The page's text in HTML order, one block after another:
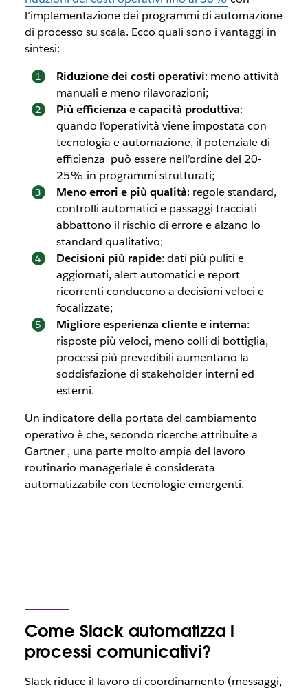
l’implementazione dei programmi di automazione
di processo su scala. Ecco quali sono i vantaggi in
sintesi:
Riduzione dei costi operativi: meno attività
manuali e meno rilavorazioni;
Più efficienza e capacità produttiva:
quando l’operatività viene impostata con
tecnologia e automazione, il potenziale di
efficienza può essere nell’ordine del 20-
25% in programmi strutturati;
Meno errori e più qualità: regole standard,
controlli automatici e passaggi tracciati
abbattono il rischio di errore e alzano lo
standard qualitativo;
Decisioni più rapide: dati più puliti e
aggiornati, alert automatici e report
ricorrenti conducono a decisioni veloci e
focalizzate;
Migliore esperienza cliente e interna:
risposte più veloci, meno colli di bottiglia,
processi più prevedibili aumentano la
soddisfazione di stakeholder interni ed
esterni.
Un indicatore della portata del cambiamento
operativo è che, secondo ricerche attribuite a
Gartner , una parte molto ampia del lavoro
routinario manageriale è considerata
automatizzabile con tecnologie emergenti.
Come Slack automatizza i
processi comunicativi?
Slack riduce il lavoro di coordinamento (messaggi,